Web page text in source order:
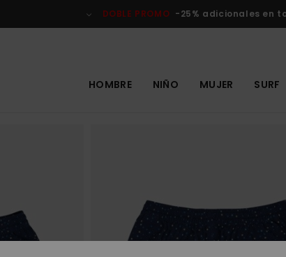
DOBLE PROMO -25% adicionales en
HOMBRE NIÑO MUJER SURF